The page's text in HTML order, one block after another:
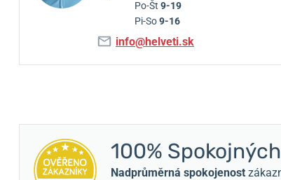
Po-Št 9-19
Pi-So9-16
info@helveti.sk
100% Spokojných
Nadprůměrná spokojenost